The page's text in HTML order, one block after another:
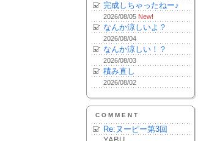
完成しちゃったねー♪
2026/08/05 New!
なんか涼しいよ？
2026/08/04
なんか涼しい！？
2026/08/03
積み直し
2026/08/02
COMMENT
Re:ヌーピー第3回